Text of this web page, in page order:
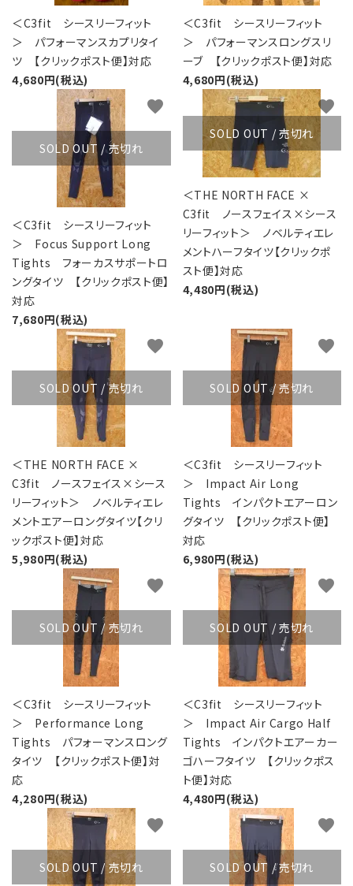
＜C3fit シースリーフィット
＞ パフォーマンスカプリタイ
ツ 【クリックポスト便】対応
4,680円(税込)
＜C3fit シースリーフィット
＞ パフォーマンスロングスリ
ーブ 【クリックポスト便】対応
4,680円(税込)
SOLD OUT / 売切れ
＜C3fit シースリーフィット
＞ Focus Support Long
Tights フォーカスサポートロ
ングタイツ 【クリックポスト便】
対応
7,680円(税込)
favorite
SOLD OUT / 売切れ
＜THE NORTH FACE ×
C3fit ノースフェイス×シース
リーフィット＞ ノベルティエレ
メントハーフタイツ【クリックポ
スト便】対応
4,480円(税込)
favorite
SOLD OUT / 売切れ
＜THE NORTH FACE ×
C3fit ノースフェイス×シース
リーフィット＞ ノベルティエレ
メントエアーロングタイツ【クリ
ックポスト便】対応
5,980円(税込)
favorite
SOLD OUT / 売切れ
＜C3fit シースリーフィット
＞ Impact Air Long
Tights インパクトエアーロン
グタイツ 【クリックポスト便】
対応
6,980円(税込)
favorite
SOLD OUT / 売切れ
＜C3fit シースリーフィット
＞ Performance Long
Tights パフォーマンスロング
タイツ 【クリックポスト便】対
応
4,280円(税込)
favorite
SOLD OUT / 売切れ
＜C3fit シースリーフィット
＞ Impact Air Cargo Half
Tights インパクトエアーカー
ゴハーフタイツ 【クリックポス
ト便】対応
4,480円(税込)
favorite
SOLD OUT / 売切れ
favorite
SOLD OUT / 売切れ
favorite